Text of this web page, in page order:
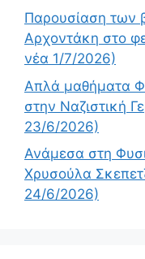
Παρουσίαση των
Αρχοντάκη στο
νέα 1/7/2026)
Απλά μαθήματα
στην Ναζιστική
23/6/2026)
Ανάμεσα στη
Χρυσούλα
24/6/2026)